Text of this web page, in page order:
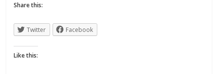
Share this:
Twitter Facebook
Like this: